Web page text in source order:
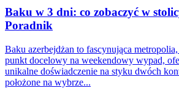
Baku w 3 dni: co zobaczyć w
Poradnik
Baku azerbejdżan to fascynująca
punkt docelowy na weekendowy wypad,
unikalne doświadczenie na styku dwóch
położone na wybrze...